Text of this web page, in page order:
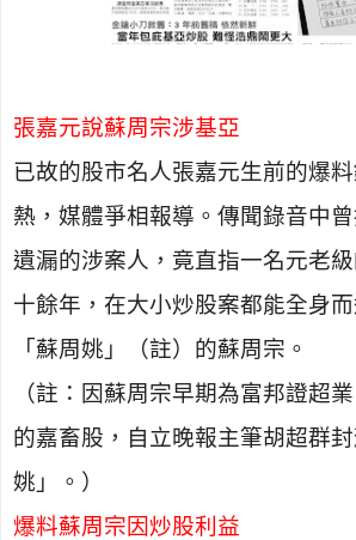
張嘉元說蘇周宗涉基亞
已故的股市名人張嘉元生前的爆
熱，媒體爭相報導。傳聞錄音中
遺漏的涉案人，竟直指一名元老
十餘年，在大小炒股案都能全身
「蘇周姚」（註）的蘇周宗。
（註：因蘇周宗早期為富邦證超
的嘉畜股，自立晚報主筆胡超群
姚」。）
爆料蘇周宗因炒股利益